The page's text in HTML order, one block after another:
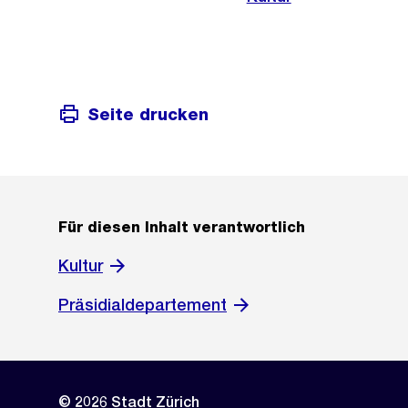
Seite drucken
Für diesen Inhalt verantwortlich
Kultur
Präsidialdepartement
© 2026 Stadt Zürich